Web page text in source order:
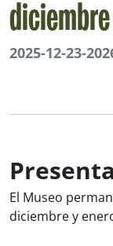
diciembre
2025-12-23-
El Museo
diciembre y